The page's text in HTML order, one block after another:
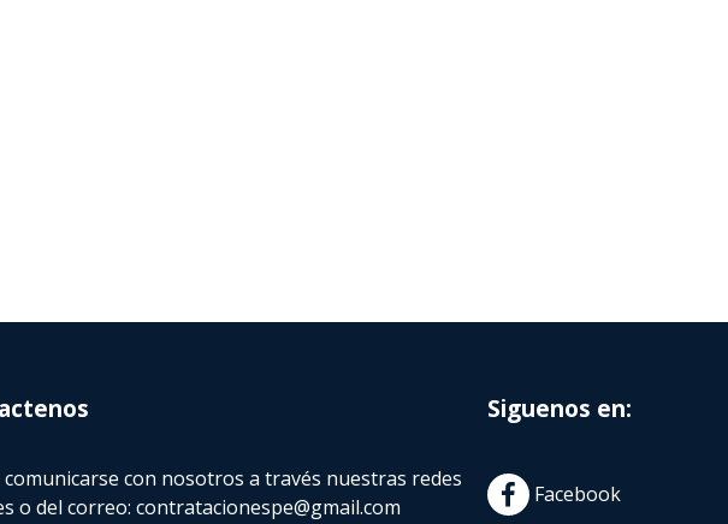
comunicarse con nosotros a través nuestras redes
o del correo:contratacionespe@gmail.com
Siguenos en:
Facebook